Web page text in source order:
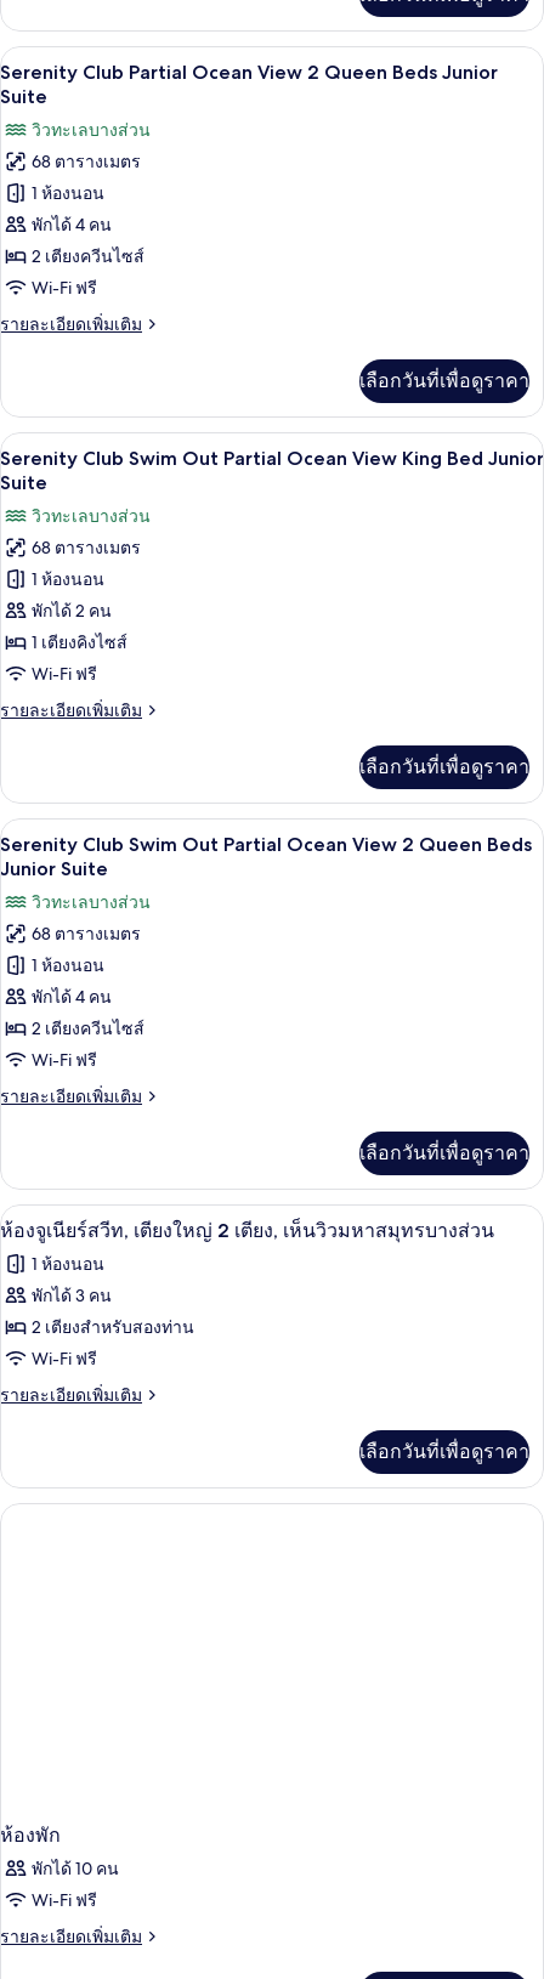
Junior
Suite
เกี่ยว
กับ
Serenity
Club
View
2
Queen
Beds
Junior
เปิด
ภาพถ่าย
ทั้งหมด
ของ
Serenity
Club
Partial
Ocean
2
Junior
Suite
เครื่องนอนระดับพรีเมียม, เตียงพร้อม
5
Serenity Club Partial Ocean View 2 Queen Beds Junior
Suite
วิวทะเลบางส่วน
68 ตารางเมตร
1 ห้องนอน
พักได้ 4 คน
2 เตียงควีนไซส์
Wi-Fi ฟรี
รายละเอียดเพิ่มเติม
ราย
เกี่ยว
กับ
Serenity
Club
Ocean
View
2
Queen
Beds
Suite
เลือกวันที่เพื่อดูราคา
เปิด
ภาพถ่าย
ทั้งหมด
ของ
Serenity
Club
Swim
Out
Partial
Ocean
Bed
Junior
Suite
เครื่องนอนระดับพรีเมียม, เตียงพร้อม
5
Serenity Club Swim Out Partial Ocean View King Bed Junior
Suite
วิวทะเลบางส่วน
68 ตารางเมตร
1 ห้องนอน
พักได้ 2 คน
1 เตียงคิงไซส์
Wi-Fi ฟรี
รายละเอียดเพิ่มเติม
ราย
เกี่ยว
กับ
Serenity
Club
Out
Partial
Ocean
View
King
Junior
Suite
เลือกวันที่เพื่อดูราคา
เปิด
ภาพถ่าย
ทั้งหมด
ของ
Serenity
Club
Swim
Out
Partial
Ocean
Queen
Beds
Junior
Suite
Serenity Club Swim Out Partial
6
Serenity Club Swim Out Partial Ocean View 2 Queen Beds
Junior Suite
วิวทะเลบางส่วน
68 ตารางเมตร
1 ห้องนอน
พักได้ 4 คน
2 เตียงควีนไซส์
Wi-Fi ฟรี
รายละเอียดเพิ่มเติม
ราย
เกี่ยว
กับ
Serenity
Swim
Out
Ocean
View
Queen
เลือกวันที่เพื่อดูราคา
เปิด
ภาพถ่าย
ทั้งหมด
ของ
ห้อง
จู
สวีท,
เตียง
ห้องจูเนียร์สวีท, เตียงใหญ่ 2 เตียง, เ
5
ห้องจูเนียร์สวีท, เตียงใหญ่ 2 เตียง, เห็นวิวมหาสมุทรบางส่วน
1 ห้องนอน
พักได้ 3 คน
2 เตียงสำหรับสองท่าน
Wi-Fi ฟรี
รายละเอียดเพิ่มเติม
ราย
เกี่ยว
กับ
ห้อง
เลือกวันที่เพื่อดูราคา
ห้องพัก
พักได้ 10 คน
Wi-Fi ฟรี
รายละเอียดเพิ่มเติม
ราย